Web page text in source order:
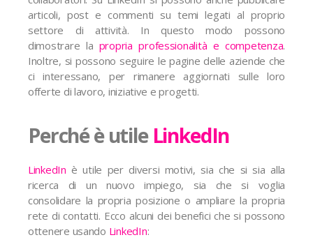
articoli, post e commenti su temi legati al proprio
settore di attività. In questo modo possono
dimostrare la propria professionalità e competenza.
Inoltre, si possono seguire le pagine delle aziende che
ci interessano, per rimanere aggiornati sulle loro
offerte di lavoro, iniziative e progetti.
Perché è utile LinkedIn
LinkedIn è utile per diversi motivi, sia che si sia alla
ricerca di un nuovo impiego, sia che si voglia
consolidare la propria posizione o ampliare la propria
rete di contatti. Ecco alcuni dei benefici che si possono
ottenere usando LinkedIn: